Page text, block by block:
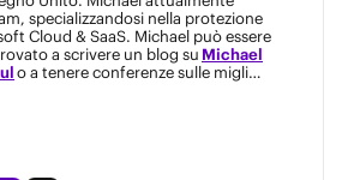
specializzandosi nella protezione
Cloud & SaaS. Michael può essere
a scrivere un blog su Michael
o a tenere conferenze sulle migliori